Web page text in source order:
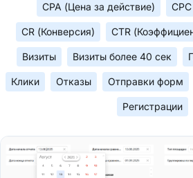
CPA (Цена за действие)
CR (Конверсия) CTR
Визиты Визиты более 40 сек
Клики Отказы Отправки форм
Регистрации